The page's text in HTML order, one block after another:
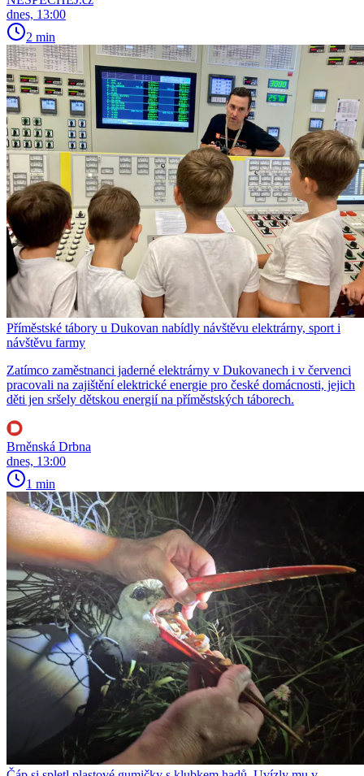
dnes, 13:00
2 min
Příměstské tábory u Dukovan nabídly návštěvu elektrárny, sport i
návštěvu farmy
Zatímco zaměstnanci jaderné elektrárny v Dukovanech i v červenci
pracovali na zajištění elektrické energie pro české domácnosti, jejich
děti jen sršely dětskou energií na příměstských táborech.
Brněnská Drbna
dnes, 13:00
1 min